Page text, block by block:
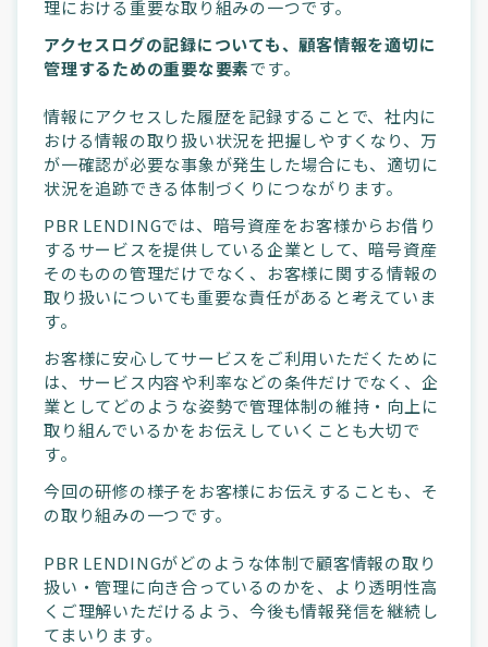
理における重要な取り組みの一つです。
アクセスログの記録についても、顧客情報を適切に
管理するための重要な要素です。
情報にアクセスした履歴を記録することで、社内に
おける情報の取り扱い状況を把握しやすくなり、万
が一確認が必要な事象が発生した場合にも、適切に
状況を追跡できる体制づくりにつながります。
PBR LENDINGでは、暗号資産をお客様からお借り
するサービスを提供している企業として、暗号資産
そのものの管理だけでなく、お客様に関する情報の
取り扱いについても重要な責任があると考えていま
す。
お客様に安心してサービスをご利用いただくために
は、サービス内容や利率などの条件だけでなく、企
業としてどのような姿勢で管理体制の維持・向上に
取り組んでいるかをお伝えしていくことも大切で
す。
今回の研修の様子をお客様にお伝えすることも、そ
の取り組みの一つです。
PBR LENDINGがどのような体制で顧客情報の取り
扱い・管理に向き合っているのかを、より透明性高
くご理解いただけるよう、今後も情報発信を継続し
てまいります。